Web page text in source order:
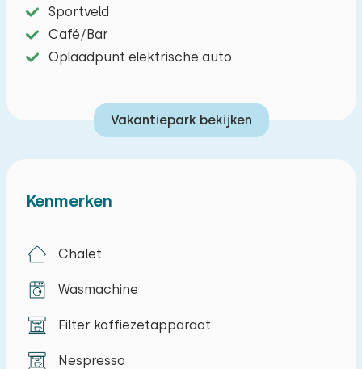
slaapkamers, één met een tweepersoonsbed en
één met twee eenpersoonsbedden. De
badkamer is voorzien van douche, toilet en
set. Naast de woning is ruimte om één auto te
Kenmerken
Chalet
Wasmachine
Filter koffiezetapparaat
Nespresso
Sportveld
Café/Bar
Oplaadpunt elektrische auto
Vakantiepark bekijken